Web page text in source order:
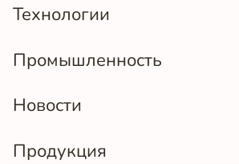
Технологии
Промышленность
Новости
Продукция